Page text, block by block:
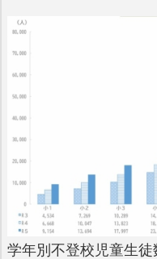
学年別不登校児童生徒